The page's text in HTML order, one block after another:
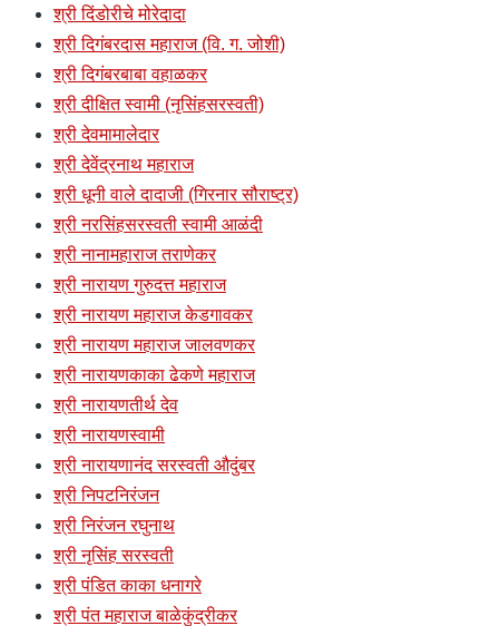
श्री दिंडोरीचे मोरेदादा
श्री दिगंबरदास महाराज (वि. ग. जोशी)
श्री दिगंबरबाबा वहाळकर
श्री दीक्षित स्वामी (नृसिंहसरस्वती)
श्री देवमामालेदार
श्री देवेंद्रनाथ महाराज
श्री धूनी वाले दादाजी (गिरनार सौराष्ट्र)
श्री नरसिंहसरस्वती स्वामी आळंदी
श्री नानामहाराज तराणेकर
श्री नारायण गुरुदत्त महाराज
श्री नारायण महाराज केडगावकर
श्री नारायण महाराज जालवणकर
श्री नारायणकाका ढेकणे महाराज
श्री नारायणतीर्थ देव
श्री नारायणस्वामी
श्री नारायणानंद सरस्वती औदुंबर
श्री निपटनिरंजन
श्री निरंजन रघुनाथ
श्री नृसिंह सरस्वती
श्री पंडित काका धनागरे
श्री पंत महाराज बाळेकुंद्रीकर